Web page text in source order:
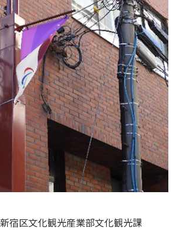
宿区文化観光産業部文化観光課